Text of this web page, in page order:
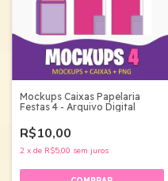
Mockups Caixas Papelaria
Festas 4 - Arquivo Digital
R$10,00
2 x de R$5,00 sem juros